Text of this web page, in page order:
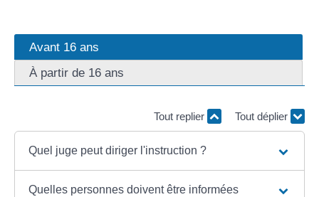
Avant 16 ans
À partir de 16 ans
Tout replier Tout déplier
Quel juge peut diriger l'instruction ?
Quelles personnes doivent être informées